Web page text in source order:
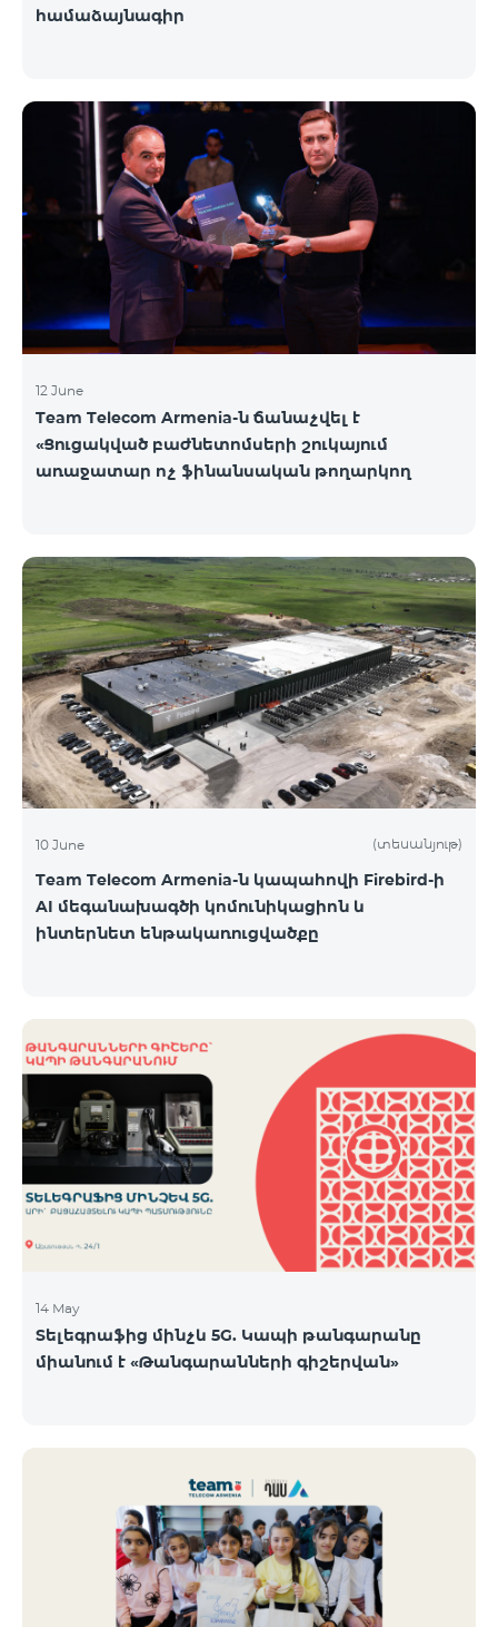
համաձայնագիր
12 June
Team Telecom Armenia-ն ճանաչվել է
«Ցուցակված բաժնետոմսերի շուկայում
առաջատար ոչ ֆինանսական թողարկող
10 June (տեսանյութ)
Team Telecom Armenia-ն կապահովի Firebird-ի
AI մեգանախագծի կոմունիկացիոն և
ինտերնետ ենթակառուցվածքը
14 May
Տելեգրաֆից մինչև 5G. Կապի թանգարանը
միանում է «Թանգարանների գիշերվան»